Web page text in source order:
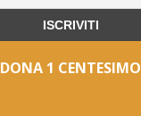
DONA 1 CENTESIMO